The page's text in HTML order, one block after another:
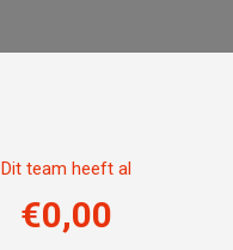
Dit team heeft al
€0,00